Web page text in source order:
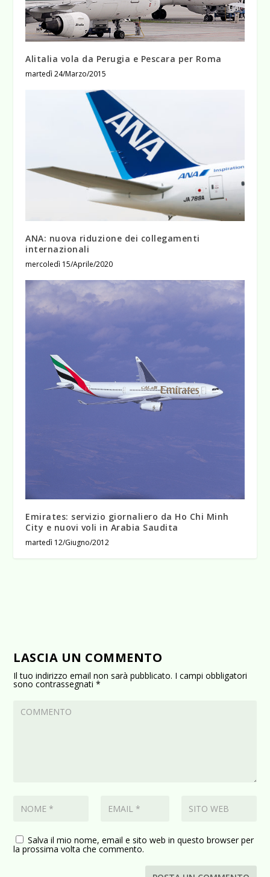
Alitalia vola da Perugia e Pescara per Roma
martedì 24/Marzo/2015
ANA: nuova riduzione dei collegamenti
internazionali
mercoledì 15/Aprile/2020
Emirates: servizio giornaliero da Ho Chi Minh
City e nuovi voli in Arabia Saudita
martedì 12/Giugno/2012
LASCIA UN COMMENTO
Il tuo indirizzo email non sarà pubblicato. I campi obbligatori
sono contrassegnati*
Salva il mio nome, email e sito web in questo browser per
la prossima volta che commento.